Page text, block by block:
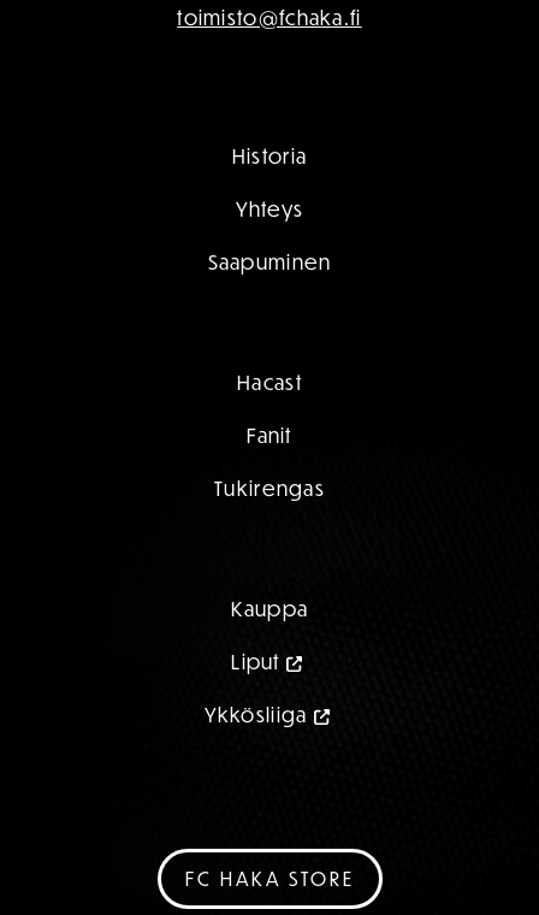
toimisto@fchaka.fi
Historia
Yhteys
Saapuminen
Hacast
Fanit
Tukirengas
Kauppa
Liput
Ykkösliiga
FC HAKA STORE